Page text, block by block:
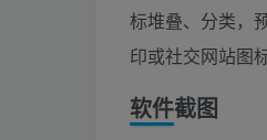
标堆叠、分类，
印或社交网站图
软件截图